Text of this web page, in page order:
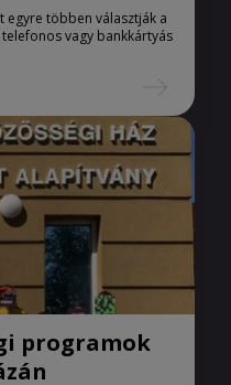
egyre többen választják a
vagy bankkártyás
programok